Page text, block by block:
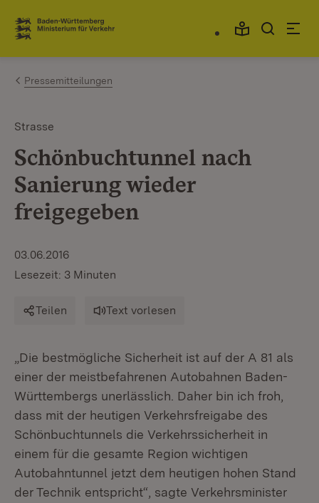
Zum Inhalt springen
Link zur Startseite
Pressemitteilungen
Strasse
Schönbuchtunnel nach
Sanierung wieder
freigegeben
03.06.2016
Lesezeit: 3 Minuten
Teilen Text vorlesen
„Die bestmögliche Sicherheit ist auf der A 81 als
einer der meistbefahrenen Autobahnen Baden-
Württembergs unerlässlich. Daher bin ich froh,
dass mit der heutigen Verkehrsfreigabe des
Schönbuchtunnels die Verkehrssicherheit in
einem für die gesamte Region wichtigen
Autobahntunnel jetzt dem heutigen hohen Stand
der Technik entspricht“, sagte Verkehrsminister